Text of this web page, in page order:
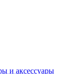
и аксессуары